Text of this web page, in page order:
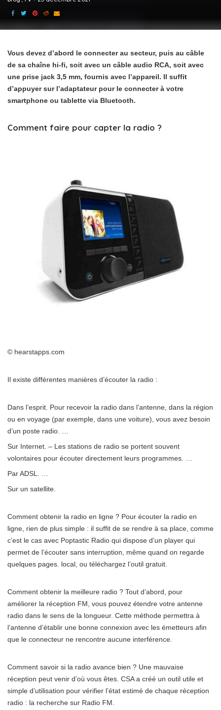
Vous devez d’abord le connecter au secteur, puis au câble
de sa chaîne hi-fi, soit avec un câble audio RCA, soit avec
une prise jack 3,5 mm, fournis avec l’appareil. Il suffit
d’appuyer sur l’adaptateur pour le connecter à votre
smartphone ou tablette via Bluetooth.
Comment faire pour capter la radio ?
© hearstapps.com
Il existe différentes manières d’écouter la radio :
Dans l’esprit. Pour recevoir la radio dans l’antenne, dans la région
ou en voyage (par exemple, dans une voiture), vous avez besoin
d’un poste radio. …
Sur Internet. – Les stations de radio se portent souvent
volontaires pour écouter directement leurs programmes. …
Par ADSL. …
Sur un satellite.
Comment obtenir la radio en ligne ? Pour écouter la radio en
ligne, rien de plus simple : il suffit de se rendre à sa place, comme
c’est le cas avec Poptastic Radio qui dispose d’un player qui
permet de l’écouter sans interruption, même quand on regarde
quelques pages. local, ou téléchargez l’outil gratuit.
Comment obtenir la meilleure radio ? Tout d’abord, pour
améliorer la réception FM, vous pouvez étendre votre antenne
radio dans le sens de la longueur. Cette méthode permettra à
l’antenne d’établir une bonne connexion avec les émetteurs afin
que le connecteur ne rencontre aucune interférence.
Comment savoir si la radio avance bien ? Une mauvaise
réception peut venir d’où vous êtes. CSA a créé un outil utile et
simple d’utilisation pour vérifier l’état estimé de chaque réception
radio : la recherche sur Radio FM.